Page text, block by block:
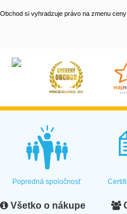
Obchod si vyhradzuje právo na zmenu
Popredná spoločnosť
Všetko o nákupe